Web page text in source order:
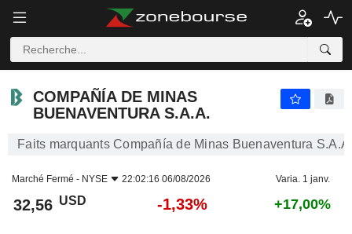
COMPAÑÍA DE MINAS
BUENAVENTURA S.A.A.
Faits marquants Compañía de Minas Buenaventura
Marché Fermé - NYSE 22:02:16 06/08/2026 Varia. 1 janv.
32,56 USD -1,33% +17,00%